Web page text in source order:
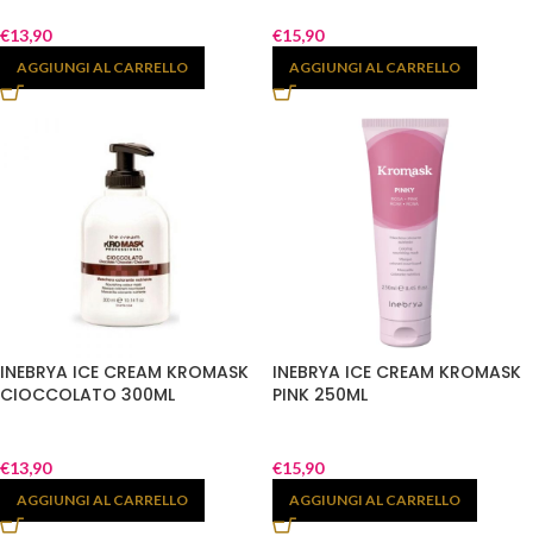
€13,90
AGGIUNGI AL CARRELLO
€15,90
AGGIUNGI AL CARRELLO
INEBRYA ICE CREAM KROMASK
CIOCCOLATO 300ML
€13,90
AGGIUNGI AL CARRELLO
INEBRYA ICE CREAM KROMASK
PINK 250ML
€15,90
AGGIUNGI AL CARRELLO